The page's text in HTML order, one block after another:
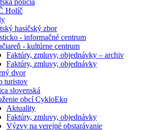
polícia
Holíč
hasičský zbor
- informačné centrum
- kultúrne centrum
Faktúry, zmluvy, objednávky – archiv
Faktúry, zmluvy, objednávky
dvor
turistov
slovenská
obcí CykloEko
Aktuality
Faktúry, zmluvy, objednávky
Výzvy na verejné obstarávanie